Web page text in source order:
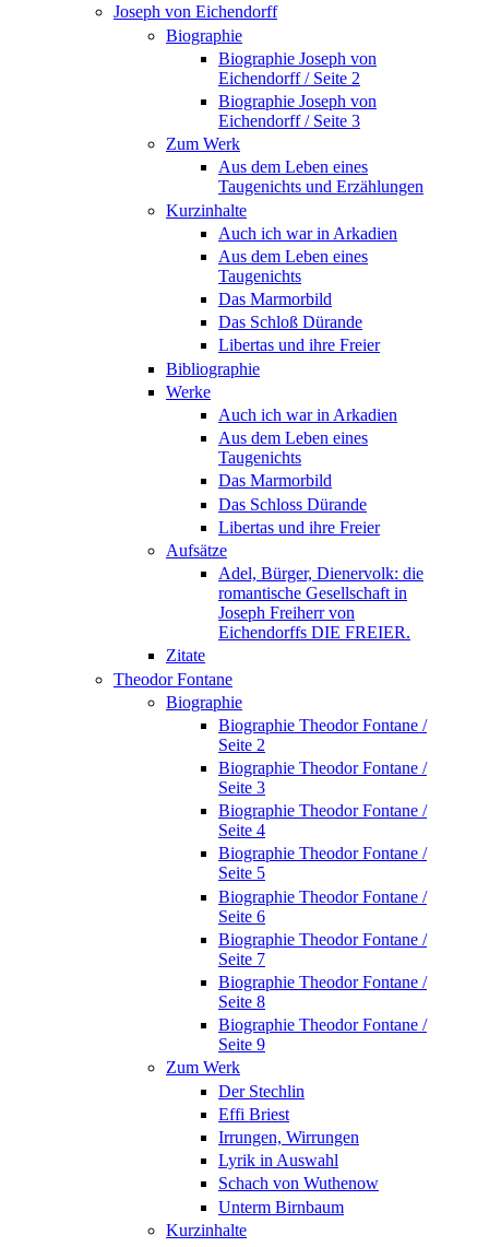
Joseph von Eichendorff
Biographie
Biographie Joseph von
Eichendorff / Seite 2
Biographie Joseph von
Eichendorff / Seite 3
Zum Werk
Aus dem Leben eines
Taugenichts und Erzählungen
Kurzinhalte
Auch ich war in Arkadien
Aus dem Leben eines
Taugenichts
Das Marmorbild
Das Schloß Dürande
Libertas und ihre Freier
Bibliographie
Werke
Auch ich war in Arkadien
Aus dem Leben eines
Taugenichts
Das Marmorbild
Das Schloss Dürande
Libertas und ihre Freier
Aufsätze
Adel, Bürger, Dienervolk: die
romantische Gesellschaft in
Joseph Freiherr von
Eichendorffs DIE FREIER.
Zitate
Theodor Fontane
Biographie
Biographie Theodor Fontane /
Seite 2
Biographie Theodor Fontane /
Seite 3
Biographie Theodor Fontane /
Seite 4
Biographie Theodor Fontane /
Seite 5
Biographie Theodor Fontane /
Seite 6
Biographie Theodor Fontane /
Seite 7
Biographie Theodor Fontane /
Seite 8
Biographie Theodor Fontane /
Seite 9
Zum Werk
Der Stechlin
Effi Briest
Irrungen, Wirrungen
Lyrik in Auswahl
Schach von Wuthenow
Unterm Birnbaum
Kurzinhalte